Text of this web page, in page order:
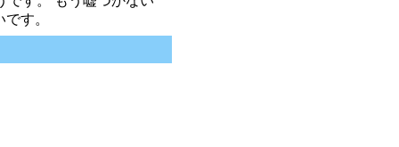
す。